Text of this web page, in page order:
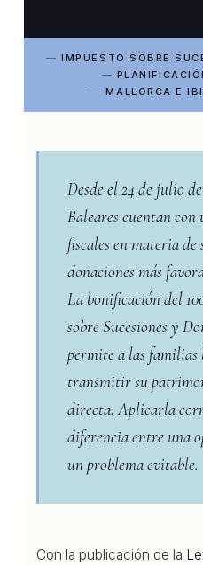
IMPUESTO SOBRE
MALLORCA E
Desde el 24 de julio
Baleares cuentan con
fiscales en materia de
donaciones más
La bonificación del
sobre Sucesiones y
permite a las familias
transmitir su
directa. Aplicarla
diferencia entre una
un problema evitable.
Con la publicación de la